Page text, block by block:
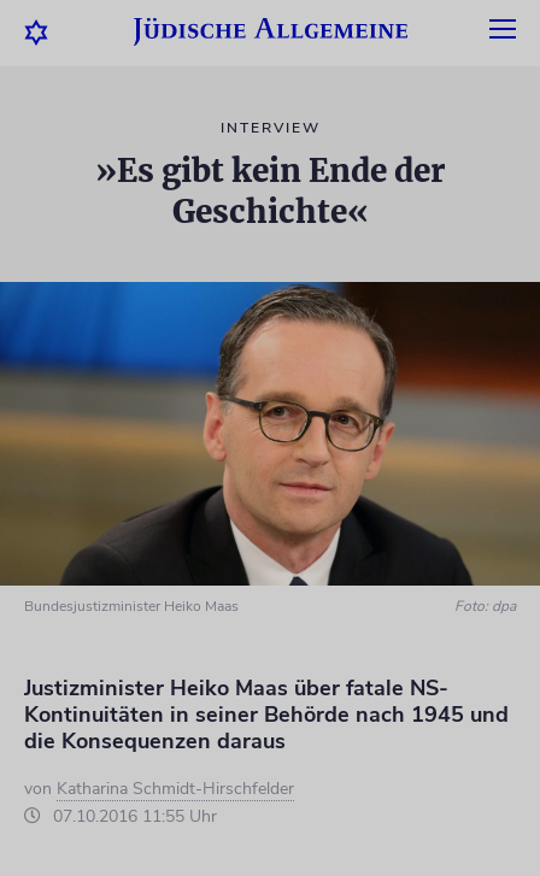
INTERVIEW
»Es gibt kein Ende der
Geschichte«
Bundesjustizminister Heiko Maas Foto: dpa
Justizminister Heiko Maas über fatale NS-
Kontinuitäten in seiner Behörde nach 1945 und
die Konsequenzen daraus
von Katharina Schmidt-Hirschfelder
07.10.2016 11:55 Uhr